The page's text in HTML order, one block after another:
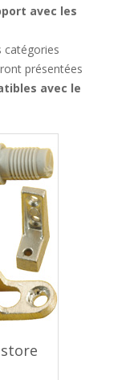
avec les
catégories
présentées
avec le